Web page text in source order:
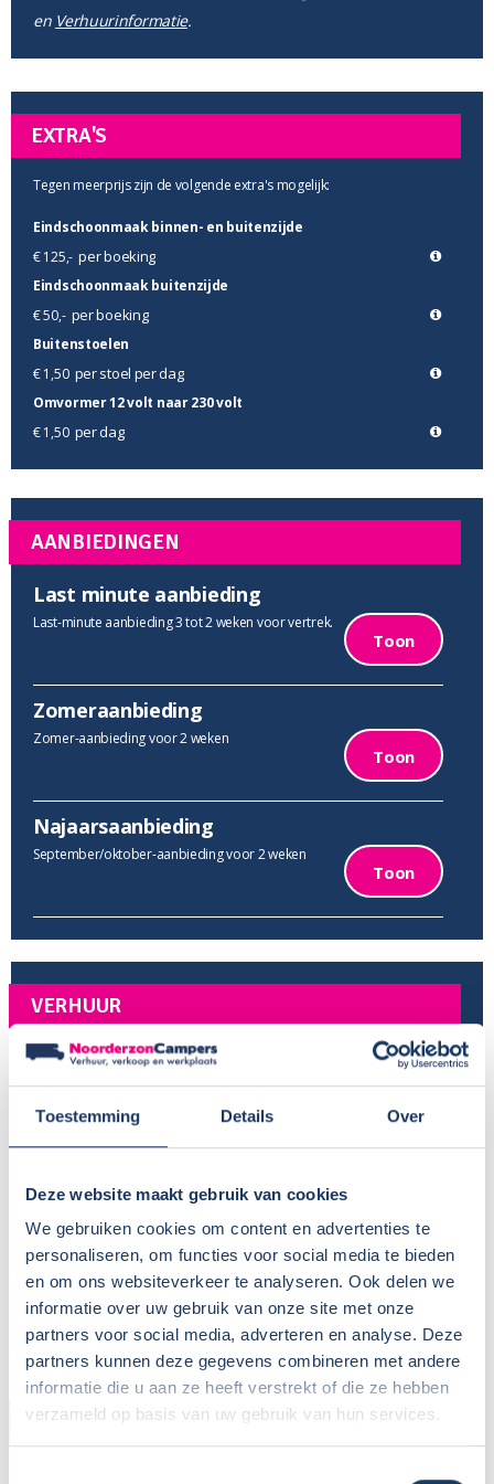
Toestemming Details Over
Deze website maakt gebruik van cookies
We gebruiken cookies om content en advertenties te
personaliseren, om functies voor social media te bieden
en om ons websiteverkeer te analyseren. Ook delen we
informatie over uw gebruik van onze site met onze
partners voor social media, adverteren en analyse. Deze
partners kunnen deze gegevens combineren met andere
informatie die u aan ze heeft verstrekt of die ze hebben
verzameld op basis van uw gebruik van hun services.
en Verhuurinformatie.
EXTRA'S
Tegen meerprijs zijn de volgende extra's mogelijk:
Eindschoonmaak binnen- en buitenzijde
€ 125,-per boeking
Eindschoonmaak buitenzijde
€ 50,- per boeking
Buitenstoelen
€ 1,50 per stoel per dag
Omvormer 12 volt naar 230 volt
€ 1,50 per dag
AANBIEDINGEN
Last minute aanbieding
Last-minute aanbieding 3 tot 2 weken voor vertrek.
Toon
Zomeraanbieding
Zomer-aanbieding voor 2 weken
Toon
Najaarsaanbieding
September/oktober-aanbieding voor 2 weken
Toon
VERHUUR
Provincie:
Type verhuur:
Bedrijfsmatig
Huisdieren:
In overleg
Voor meer informatie, zieCamper huren met hond
Wisseldag:
Vrijdag
Standaard haaltijd:
16.00 uur
Standaard retourtijd:
09.00 uur
Plaatsnaam:
Oosterhout
Parkeren eigen auto:
Op terrein verhuurder
CAMPER